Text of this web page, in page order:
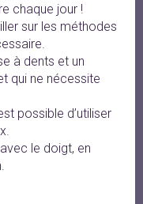
chaque jour !
sur les méthodes
à dents et un
qui ne nécessite
possible d’utiliser
le doigt, en